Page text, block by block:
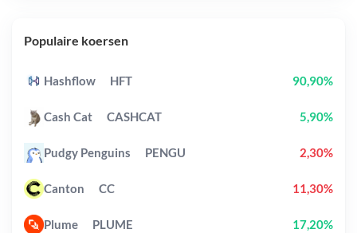
Populaire koersen
Hashflow HFT 90,90%
Cash Cat CASHCAT 5,90%
Pudgy Penguins PENGU 2,30%
Canton CC 11,30%
Plume PLUME 17,20%